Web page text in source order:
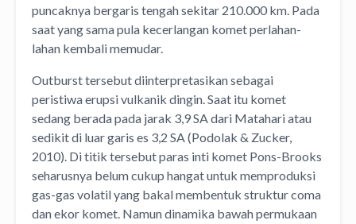
puncaknya bergaris tengah sekitar 210.000 km. Pada
saat yang sama pula kecerlangan komet perlahan-
lahan kembali memudar.
Outburst tersebut diinterpretasikan sebagai
peristiwa erupsi vulkanik dingin. Saat itu komet
sedang berada pada jarak 3,9 SA dari Matahari atau
sedikit di luar garis es 3,2 SA (Podolak & Zucker,
2010). Di titik tersebut paras inti komet Pons-Brooks
seharusnya belum cukup hangat untuk memproduksi
gas-gas volatil yang bakal membentuk struktur coma
dan ekor komet. Namun dinamika bawah permukaan